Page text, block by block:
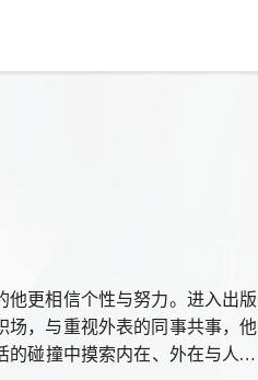
更相信个性与努力。进入出版
场，与重视外表的同事共事，他
碰撞中摸索内在、外在与人际